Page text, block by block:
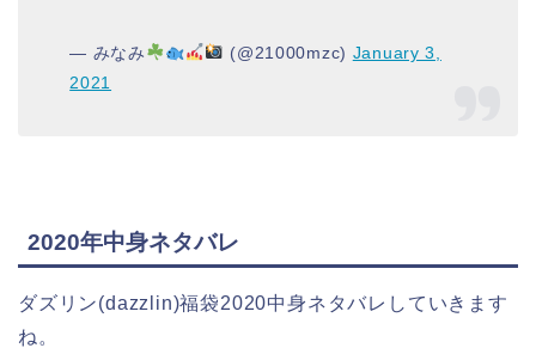
— みなみ (@21000mzc) January 3,
2021
2020年中身ネタバレ
ダズリン(dazzlin)福袋2020中身ネタバレしていきます
ね。